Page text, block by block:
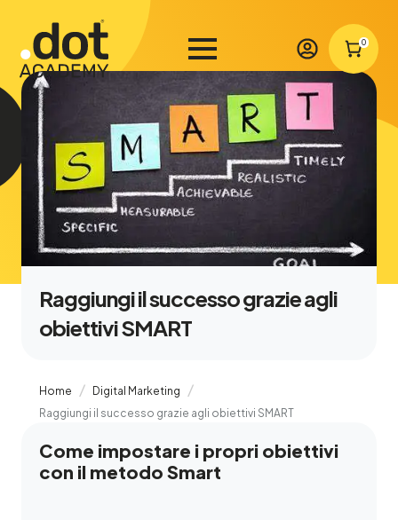
0
Raggiungi il successo grazie agli
obiettivi SMART
Home
Digital Marketing
Raggiungi il successo grazie agli obiettivi SMART
Come impostare i propri obiettivi
con il metodo Smart